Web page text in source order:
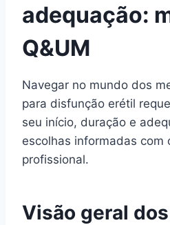
adequação:
Q&UM
Navegar no mundo dos
para disfunção erétil
seu início, duração e
escolhas informadas com
profissional.
Visão geral dos